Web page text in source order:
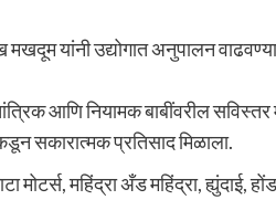
यांनी उद्योगात अनुपालन
आणि नियामक बाबींवरील
सकारात्मक प्रतिसाद मिळाला.
महिंद्रा अँड महिंद्रा, ह्युंदाई,